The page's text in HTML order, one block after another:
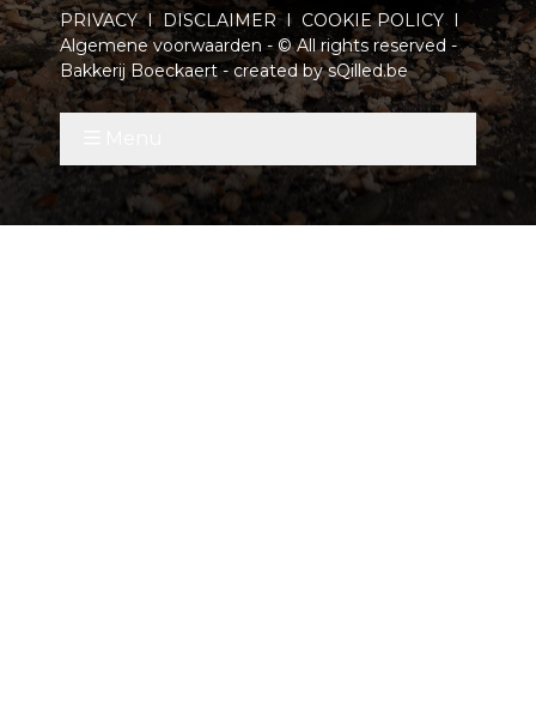
PRIVACYI DISCLAIMERI COOKIE POLICYI
Algemene voorwaarden - © All rights reserved -
Bakkerij Boeckaert - created bysQilled.be